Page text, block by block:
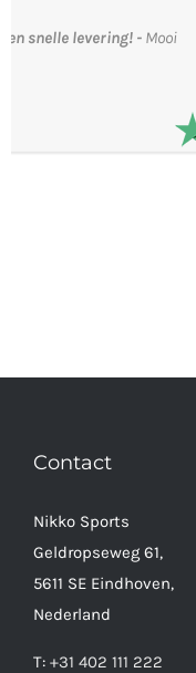
wraps erbij
Contact
Nikko Sports
Geldropseweg 61,
5611 SE Eindhoven,
Nederland
T: +31 402 111 222